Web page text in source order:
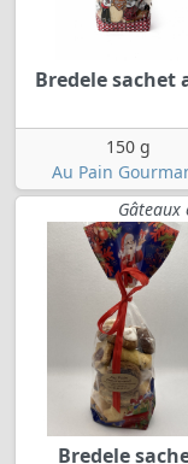
Bredele sachet
150 g
Au Pain
Bredele